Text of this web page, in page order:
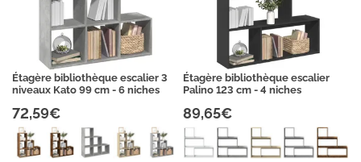
Étagère bibliothèque escalier 3
niveaux Kato 99 cm - 6 niches
72,59€
Étagère bibliothèque escalier
Palino 123 cm - 4 niches
89,65€